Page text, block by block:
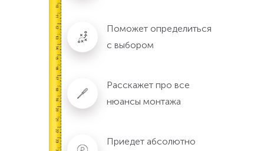
Поможет определиться
с выбором
Расскажет про все
нюансы монтажа
Приедет абсолютно